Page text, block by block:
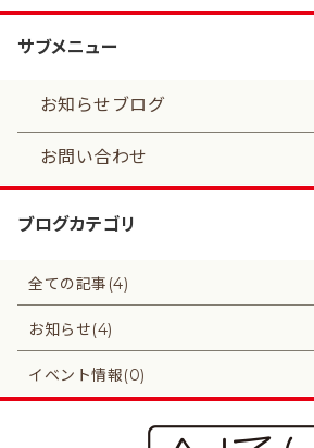
サブメニュー
お知らせブログ
お問い合わせ
ブログカテゴリ
全ての記事(4)
お知らせ(4)
イベント情報(0)